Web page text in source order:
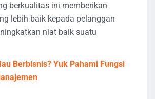
berkualitas ini memberikan
lebih baik kepada pelanggan
niat baik suatu
Berbisnis? Yuk Pahami Fungsi